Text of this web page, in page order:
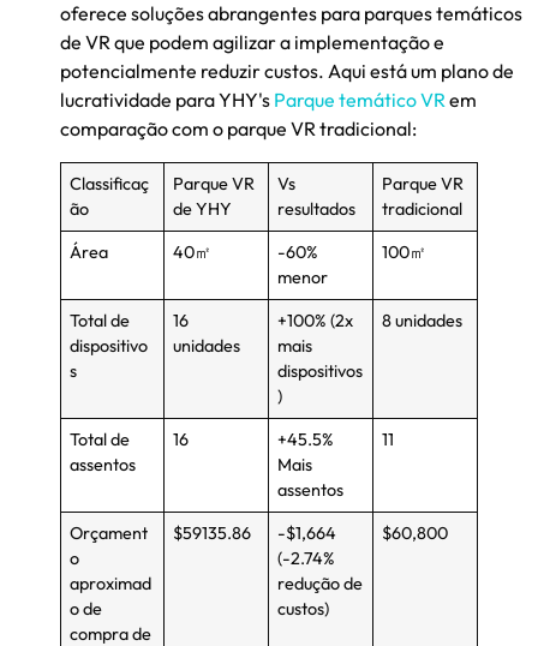
oferece soluções abrangentes para parques temáticos
de VR que podem agilizar a implementação e
potencialmente reduzir custos. Aqui está um plano de
lucratividade para YHY's Parque temático VRem
comparação com o parque VR tradicional:
Classificaç
ão
Parque VR
de YHY
Vs
resultados
Parque VR
tradicional
Área
40㎡
-60%
menor
100㎡
Total de
dispositivo
s
16
unidades
+100% (2x
mais
dispositivos
)
8 unidades
Total de
assentos
16
+45.5%
Mais
assentos
11
Orçament
o
aproximad
o de
compra de
$59135.86
-$1,664
(-2.74%
redução de
custos)
$60,800